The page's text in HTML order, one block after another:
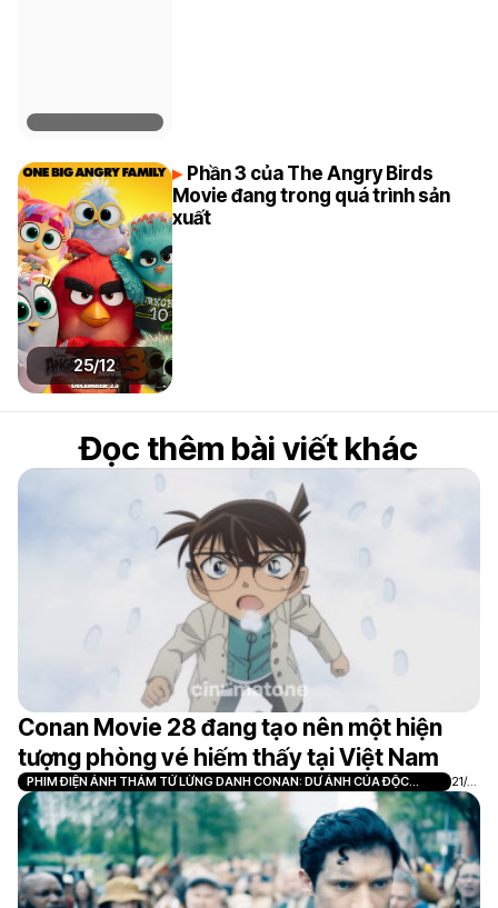
25/12
Phần 3 của The Angry Birds
Movie đang trong quá trình sản
xuất
Đọc thêm bài viết khác
Conan Movie 28 đang tạo nên một hiện
tượng phòng vé hiếm thấy tại Việt Nam
PHIM ĐIỆN ẢNH THÁM TỬ LỪNG DANH CONAN: DƯ ẢNH CỦA ĐỘC
NHÃN
21/0
7